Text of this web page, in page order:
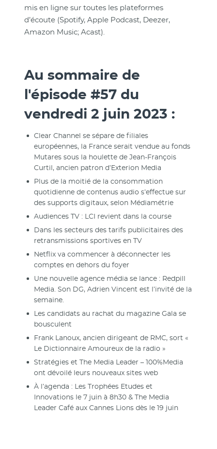
mis en ligne sur toutes les plateformes
d’écoute (Spotify, Apple Podcast, Deezer,
Amazon Music; Acast).
Au sommaire de
l'épisode #57 du
vendredi 2 juin 2023 :
Clear Channel se sépare de filiales
européennes, la France serait vendue au fonds
Mutares sous la houlette de Jean-François
Curtil, ancien patron d’Exterion Media
Plus de la moitié de la consommation
quotidienne de contenus audio s’effectue sur
des supports digitaux, selon Médiamétrie
Audiences TV : LCI revient dans la course
Dans les secteurs des tarifs publicitaires des
retransmissions sportives en TV
Netflix va commencer à déconnecter les
comptes en dehors du foyer
Une nouvelle agence média se lance : Redpill
Media. Son DG, Adrien Vincent est l’invité de la
semaine.
Les candidats au rachat du magazine Gala se
bousculent
Frank Lanoux, ancien dirigeant de RMC, sort «
Le Dictionnaire Amoureux de la radio »
Stratégies et The Media Leader – 100%Media
ont dévoilé leurs nouveaux sites web
À l’agenda : Les Trophées Etudes et
Innovations le 7 juin à 8h30 & The Media
Leader Café aux Cannes Lions dès le 19 juin